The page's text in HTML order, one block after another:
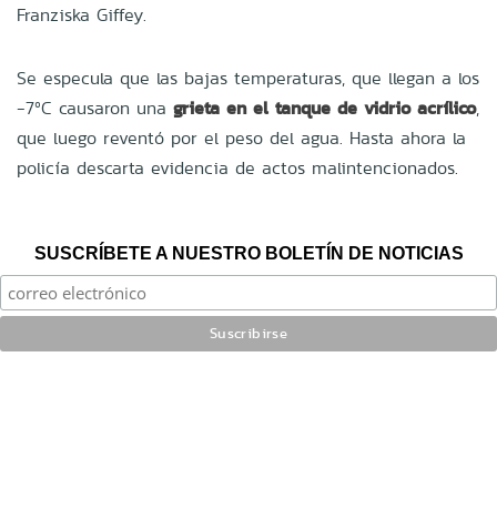
Franziska Giffey.
Se especula que las bajas temperaturas, que llegan a los
-7ºC causaron una grieta en el tanque de vidrio acrílico,
que luego reventó por el peso del agua. Hasta ahora la
policía descarta evidencia de actos malintencionados.
SUSCRÍBETE A NUESTRO BOLETÍN DE NOTICIAS